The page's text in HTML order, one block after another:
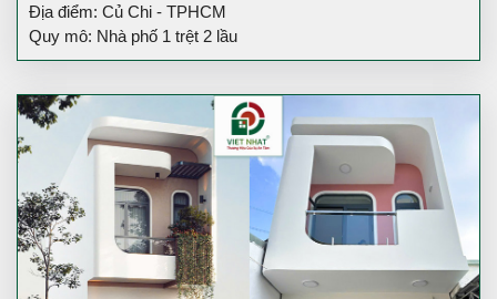
Địa điểm: Củ Chi - TPHCM
Quy mô: Nhà phố 1 trệt 2 lầu